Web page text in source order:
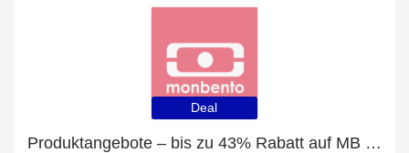
Deal
Produktangebote – bis zu 43% Rabatt auf MB Positive M graphic Destiny